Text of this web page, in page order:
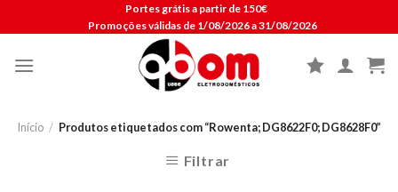
to
Portes grátis a partir de 150€
Promoções válidas de 1/08/2026 a 31/08/2026
Início / Produtos etiquetados com “Rowenta; DG8622F0; DG8628F0”
Filtrar